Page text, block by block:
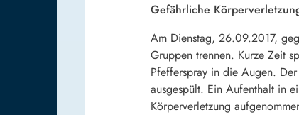
Gefährliche
Am Dienstag, 26.09.2017,
Gruppen trennen. Kurze Zeit
Pfefferspray in die Augen.
ausgespült. Ein Aufenthalt in
Körperverletzung